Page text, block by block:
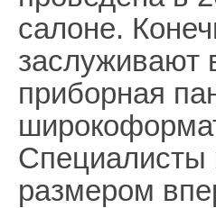
салоне.
заслуживают
приборная
Специалисты
размером